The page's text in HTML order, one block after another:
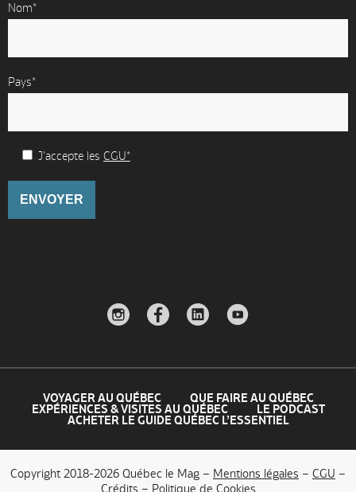
Nom*
Pays*
J'accepte les CGU*
VOYAGER AU QUÉBEC
QUE FAIRE AU QUÉBEC
EXPÉRIENCES & VISITES AU QUÉBEC
LE PODCAST
ACHETER LE GUIDE QUÉBEC L’ESSENTIEL
Copyright 2018-2026 Québec le Mag – Mentions légales – CGU –
Crédits – Politique de Cookies